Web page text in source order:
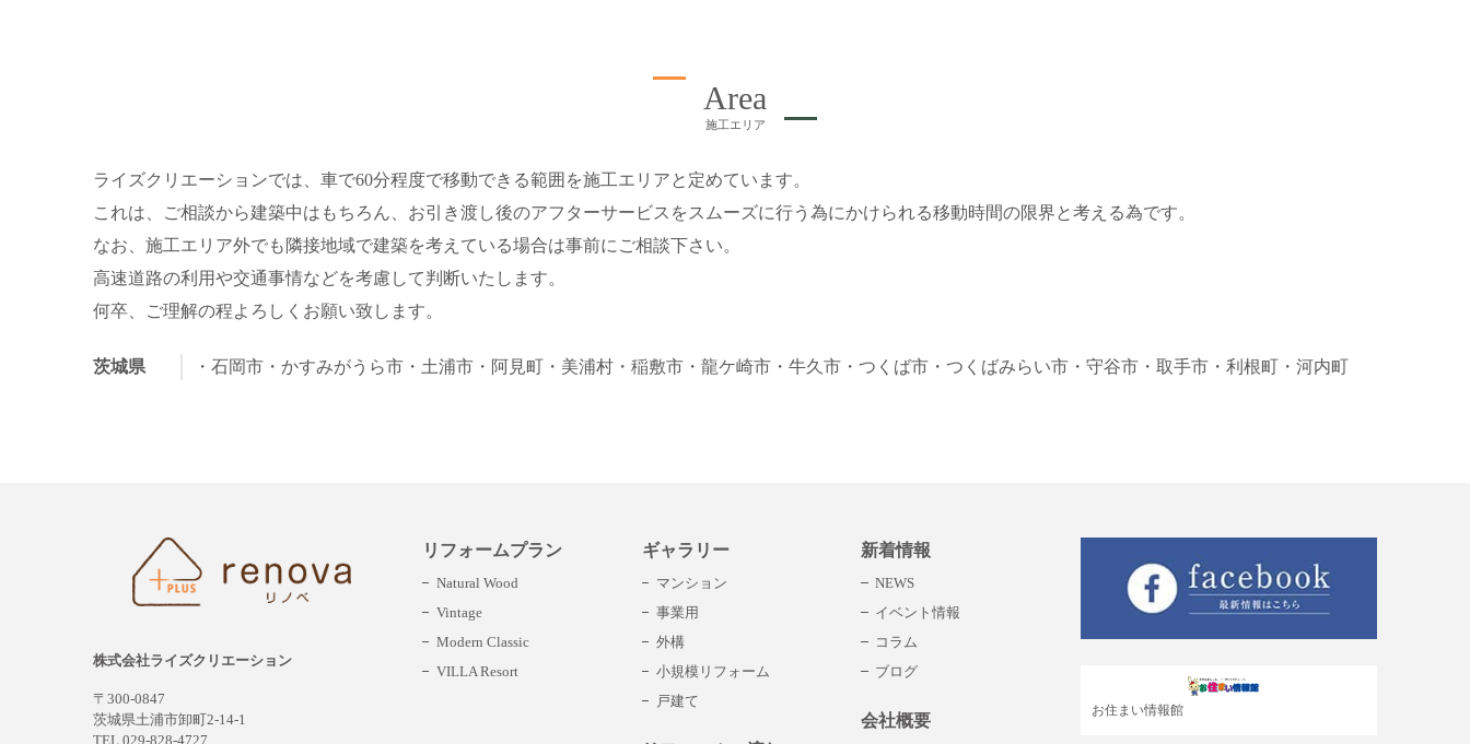
Area
施工エリア
ライズクリエーションでは、車で60分程度で移動できる範囲を施工エリアと定めています。
これは、ご相談から建築中はもちろん、お引き渡し後のアフターサービスをスムーズに行う為にかけられる移動時間の限界と考える為です。
なお、施工エリア外でも隣接地域で建築を考えている場合は事前にご相談下さい。
高速道路の利用や交通事情などを考慮して判断いたします。
何卒、ご理解の程よろしくお願い致します。
茨城県 ・石岡市 ・かすみがうら市 ・土浦市 ・阿見町 ・美浦村 ・稲敷市 ・龍ケ崎市 ・牛久市 ・つくば市 ・つくばみらい市 ・守谷市 ・取手市 ・利根町 ・河内町
株式会社ライズクリエーション
〒300-0847
茨城県土浦市卸町2-14-1
TEL 029-828-4727
リフォームプラン
Natural Wood
Vintage
Modern Classic
VILLA Resort
ギャラリー
マンション
事業用
外構
小規模リフォーム
戸建て
新着情報
NEWS
イベント情報
コラム
ブログ
会社概要
お住まい情報館